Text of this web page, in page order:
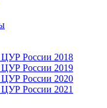
России 2018
России 2019
России 2020
России 2021